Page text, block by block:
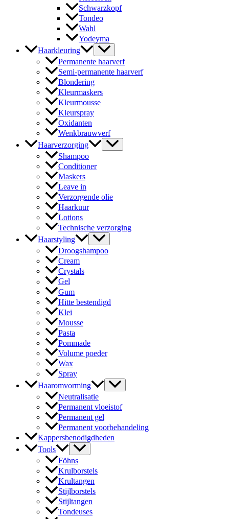
Schwarzkopf
Tondeo
Wahl
Yodeyma
Haarkleuring
Permanente haarverf
Semi-permanente haarverf
Blondering
Kleurmaskers
Kleurmousse
Kleurspray
Oxidanten
Wenkbrauwverf
Haarverzorging
Shampoo
Conditioner
Maskers
Leave in
Verzorgende olie
Haarkuur
Lotions
Technische verzorging
Haarstyling
Droogshampoo
Cream
Crystals
Gel
Gum
Hitte bestendigd
Klei
Mousse
Pasta
Pommade
Volume poeder
Wax
Spray
Haaromvorming
Neutralisatie
Permanent vloeistof
Permanent gel
Permanent voorbehandeling
Kappersbenodigdheden
Tools
Föhns
Krulborstels
Krultangen
Stijlborstels
Stijltangen
Tondeuses